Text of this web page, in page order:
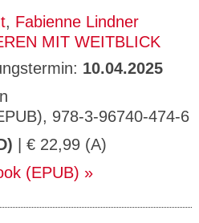
, Fabienne Lindner
MIT WEITBLICK
10.04.2025
978-3-96740-474-6
| € 22,99 (A)
(EPUB)